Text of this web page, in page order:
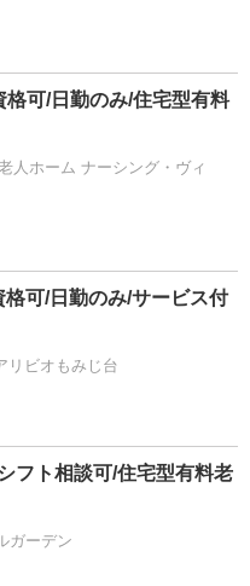
格可/日勤のみ/住宅型有料
人ホーム ナーシング・ヴィ
格可/日勤のみ/サービス付
リビオもみじ台
フト相談可/住宅型有料老
ガーデン